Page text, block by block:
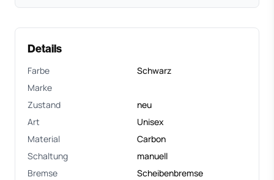
Details
Farbe
Schwarz
Marke
Zustand
neu
Art
Unisex
Material
Carbon
Schaltung
manuell
Bremse
Scheibenbremse